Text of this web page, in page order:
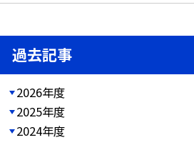
過去記事
2026年度
2025年度
2024年度